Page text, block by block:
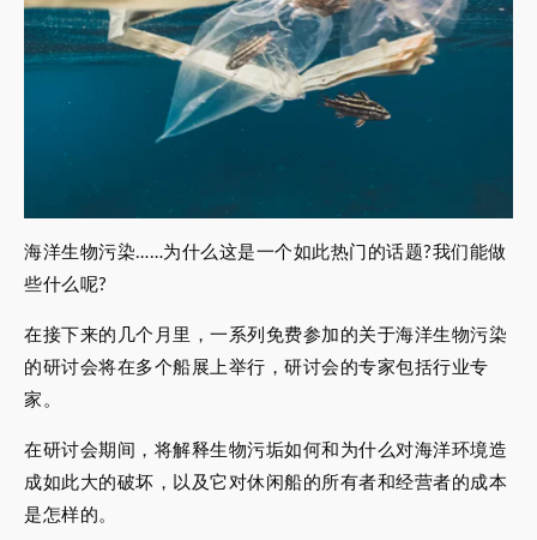
海洋生物污染……为什么这是一个如此热门的话题?我们能做
些什么呢?
在接下来的几个月里，一系列免费参加的关于海洋生物污染
的研讨会将在多个船展上举行，研讨会的专家包括行业专
家。
在研讨会期间，将解释生物污垢如何和为什么对海洋环境造
成如此大的破坏，以及它对休闲船的所有者和经营者的成本
是怎样的。